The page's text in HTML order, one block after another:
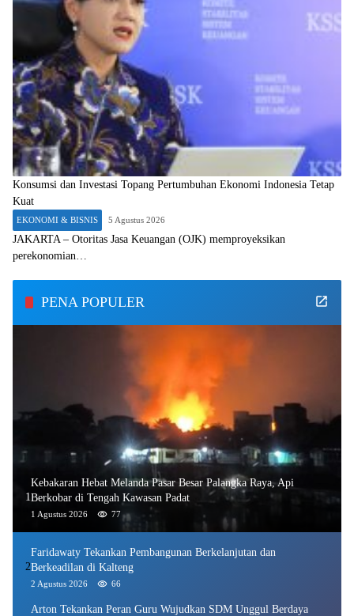
Konsumsi dan Investasi Topang Pertumbuhan Ekonomi Indonesia Tetap
Kuat
EKONOMI & BISNIS 5 Agustus 2026
JAKARTA – Otoritas Jasa Keuangan (OJK) memproyeksikan
perekonomian…
PENA POPULER
1
Kebakaran Hebat Melanda Pasar Besar Palangka Raya, Api
Berkobar di Tengah Kawasan Padat
1 Agustus 2026 77
2
Faridawaty Tekankan Pembangunan Berkelanjutan dan
Berkeadilan di Kalteng
2 Agustus 2026 66
Arton Tekankan Peran Guru Wujudkan SDM Unggul Berdaya